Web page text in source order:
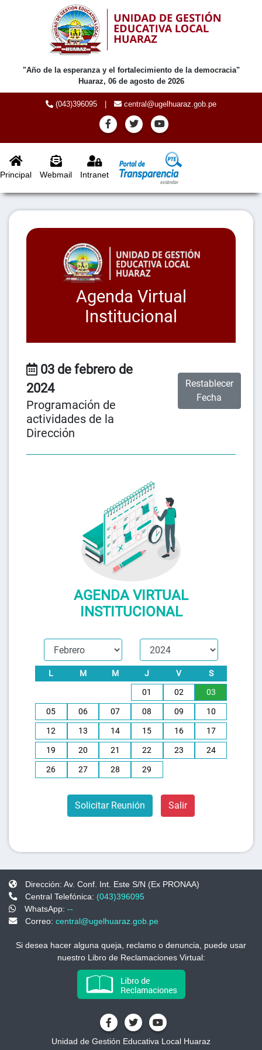
"Año de la esperanza y el fortalecimiento de la democracia"
Huaraz, 06 de agosto de 2026
(043)396095 central@ugelhuaraz.gob.pe
Principal Webmail Intranet
Agenda Virtual
Institucional
03 de febrero de
2024
Programación de
actividades de la
Dirección
Restablecer
Fecha
AGENDA VIRTUAL
INSTITUCIONAL
L M M J V
S
01
02
03
05
06 07 08 09
10
12
13 14 15 16
17
19
20 21 22 23
24
26
27 28 29
Solicitar Reunión Salir
Dirección: Av. Conf. Int. Este S/N (Ex PRONAA)
Central Telefónica: (043)396095
WhatsApp: --
Correo: central@ugelhuaraz.gob.pe
Si desea hacer alguna queja, reclamo o denuncia, puede usar
nuestro Libro de Reclamaciones Virtual:
Unidad de Gestión Educativa Local Huaraz